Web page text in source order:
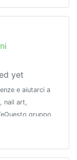
yet
e aiutarci a
nail art,
gruppo
di